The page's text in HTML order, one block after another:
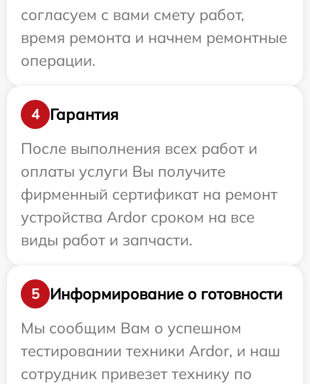
согласуем с вами смету работ,
время ремонта и начнем ремонтные
операции.
4
Гарантия
После выполнения всех работ и
оплаты услуги Вы получите
фирменный сертификат на ремонт
устройства Ardor сроком на все
виды работ и запчасти.
5
Информирование о готовности
Мы сообщим Вам о успешном
тестировании техники Ardor, и наш
сотрудник привезет технику по